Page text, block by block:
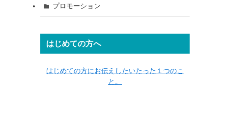
プロモーション
はじめての方へ
はじめての方にお伝えしたいたった１つのこ
と。